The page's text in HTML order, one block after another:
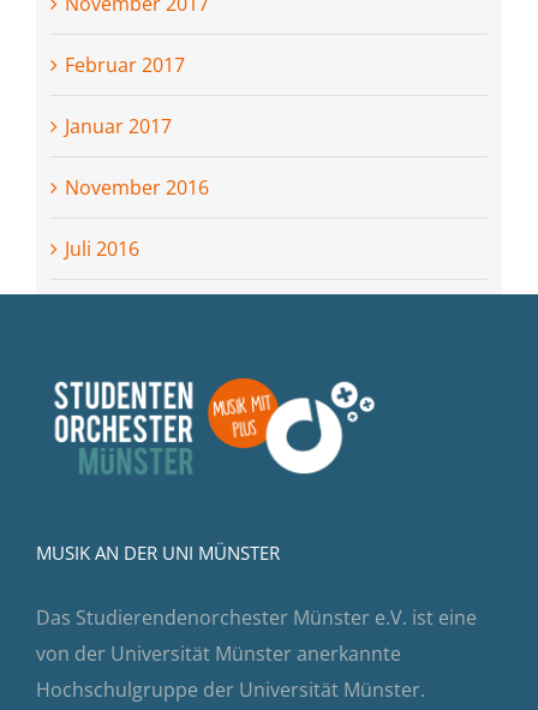
Februar 2017
Januar 2017
November 2016
Juli 2016
MUSIK AN DER UNI MÜNSTER
Das Studierendenorchester Münster e.V. ist eine
von der Universität Münster anerkannte
Hochschulgruppe der Universität Münster.